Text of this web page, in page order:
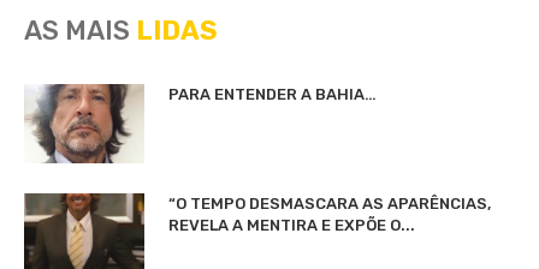
AS MAIS LIDAS
PARA ENTENDER A BAHIA…
“O TEMPO DESMASCARA AS APARÊNCIAS,
REVELA A MENTIRA E EXPÕE O...